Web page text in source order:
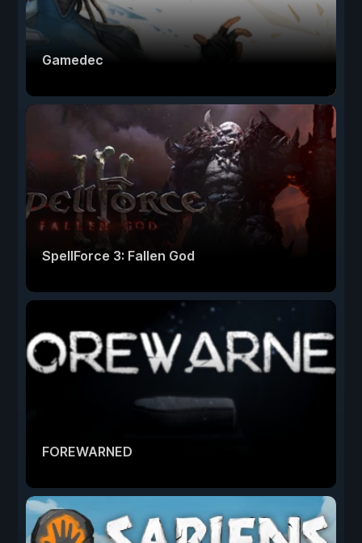
Gamedec
SpellForce 3: Fallen God
FOREWARNED